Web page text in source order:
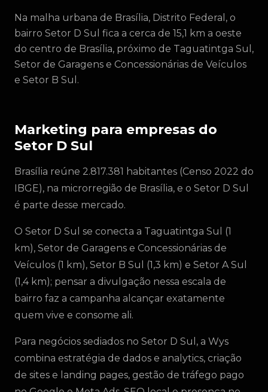
Na malha urbana de Brasília, Distrito Federal, o
bairro Setor D Sul fica a cerca de 15,1 km a oeste
do centro de Brasília, próximo de Taguatintga Sul,
Setor de Garagens e Concessionárias de Veículos
e Setor B Sul.
Marketing para empresas do
Setor D Sul
Brasília reúne 2.817.381 habitantes (Censo 2022 do
IBGE), na microrregião de Brasília, e o Setor D Sul
é parte desse mercado.
O Setor D Sul se conecta a Taguatintga Sul (1
km), Setor de Garagens e Concessionárias de
Veículos (1 km), Setor B Sul (1,3 km) e Setor A Sul
(1,4 km); pensar a divulgação nessa escala de
bairro faz a campanha alcançar exatamente
quem vive e consome ali.
Para negócios sediados no Setor D Sul, a Wys
combina estratégia de dados e analytics, criação
de sites e landing pages, gestão de tráfego pago